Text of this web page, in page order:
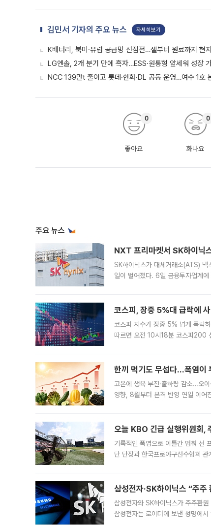
김민서 기자의 주요 뉴스 자세히보기
K배터리, 북미·유럽 공급망 선점전…셀부터 원료까지 현
LG엔솔, 2개 분기 만에 흑자…ESS·원통형 앞세워 성장
NCC 139만t 줄이고 롯데·한화·DL 공동 운영…여수 1호
좋아요
0
화나요
0
주요 뉴스
NXT 프리마켓서 SK하이닉
SK하이닉스가 대체거래소(ATS)
일이 벌어졌다. 6일 금융투자업계
코스피, 장중 5%대 급락에
코스피 지수가 장중 5% 넘게 폭락
따르면 오전 10시18분 코스피200
한끼 먹기도 무섭다...폭염이
고온에 생육 부진·출하량 감소…오
영향, 8월부터 본격 반영 연일 이어
오늘 KBO 긴급 실행위원회,
기록적인 폭염으로 이틀간 멈춰 선
단 단장과 한국프로야구선수협회
삼성전자·SK하이닉스 “주주
삼성전자와 SK하이닉스가 주주환원 강화 방안 마련
삼성전자는 로이터에 보낸 성명에